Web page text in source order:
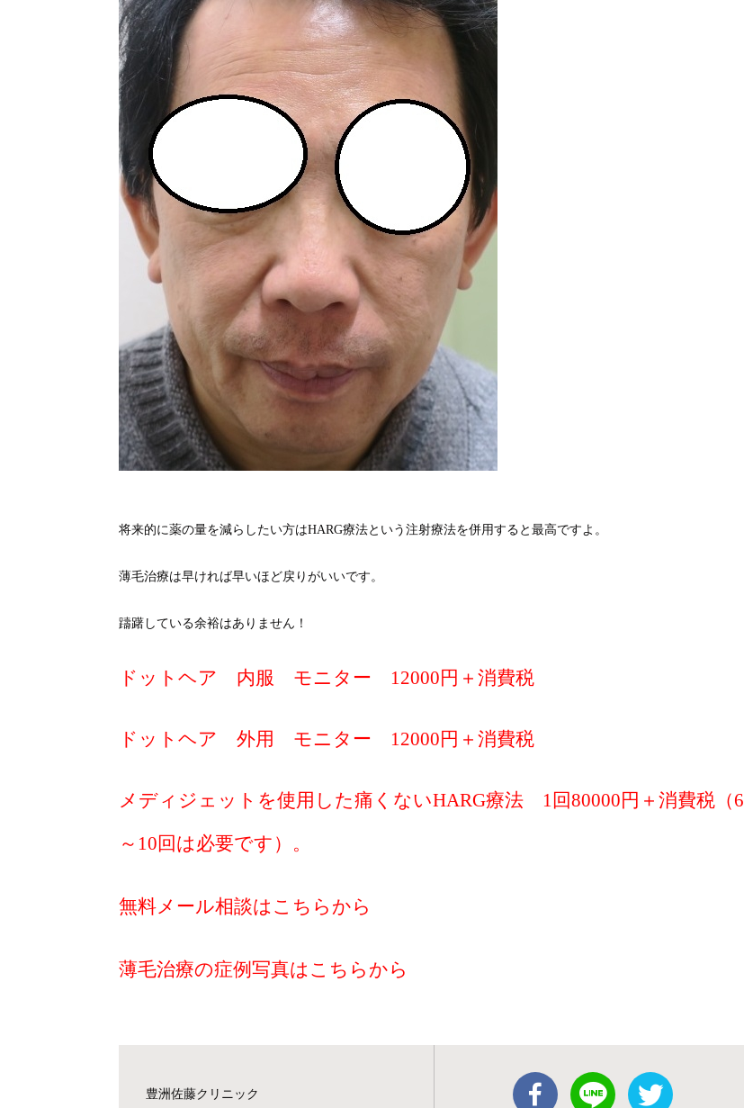
将来的に薬の量を減らしたい方はHARG療法という注射療法を併用すると最高ですよ。
薄毛治療は早ければ早いほど戻りがいいです。
躊躇している余裕はありません！
ドットヘア 内服 モニター 12000円＋消費税
ドットヘア 外用 モニター 12000円＋消費税
メディジェットを使用した痛くないHARG療法 1回80000円＋消費税（6
～10回は必要です）。
無料メール相談はこちらから
薄毛治療の症例写真はこちらから
豊洲佐藤クリニック